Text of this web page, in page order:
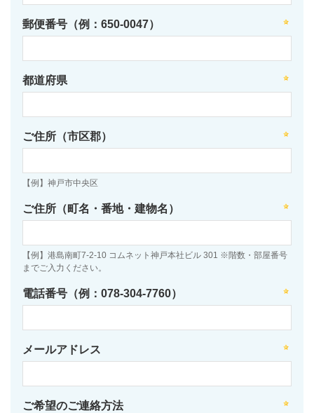
郵便番号（例：650-0047）
都道府県
ご住所（市区郡）
【例】神戸市中央区
ご住所（町名・番地・建物名）
【例】港島南町7-2-10 コムネット神戸本社ビル 301 ※階数・部屋番号
までご入力ください。
電話番号（例：078-304-7760）
メールアドレス
ご希望のご連絡方法